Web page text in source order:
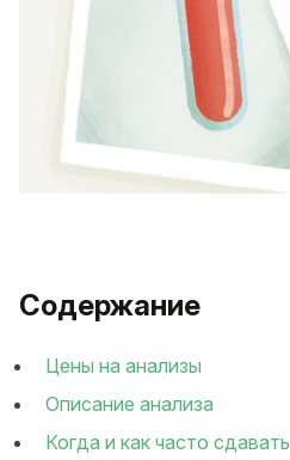
Содержание
Цены на анализы
Описание анализа
Когда и как часто сдавать